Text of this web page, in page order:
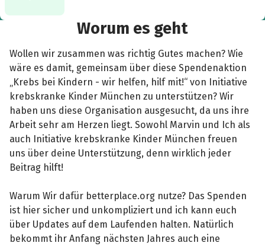
Worum es geht
Wollen wir zusammen was richtig Gutes machen? Wie
wäre es damit, gemeinsam über diese Spendenaktion
„Krebs bei Kindern - wir helfen, hilf mit!“ von Initiative
krebskranke Kinder München zu unterstützen? Wir
haben uns diese Organisation ausgesucht, da uns ihre
Arbeit sehr am Herzen liegt. Sowohl Marvin und Ich als
auch Initiative krebskranke Kinder München freuen
uns über deine Unterstützung, denn wirklich jeder
Beitrag hilft!
Warum Wir dafür betterplace.org nutze? Das Spenden
ist hier sicher und unkompliziert und ich kann euch
über Updates auf dem Laufenden halten. Natürlich
bekommt ihr Anfang nächsten Jahres auch eine